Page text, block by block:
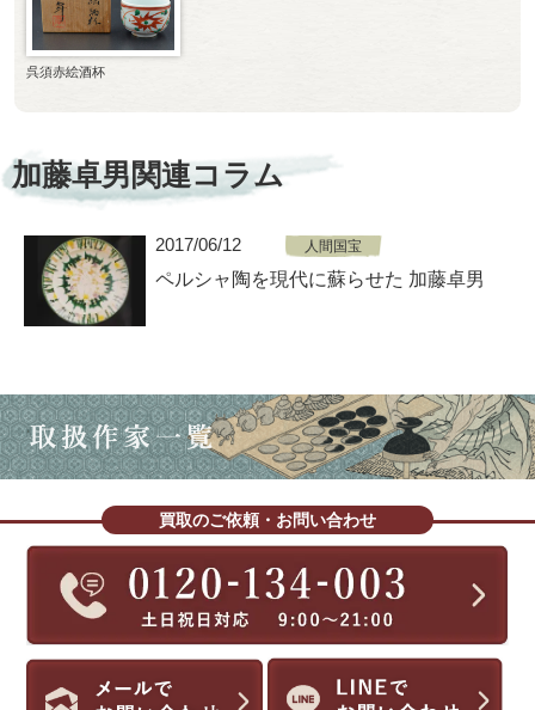
呉須赤絵酒杯
加藤卓男関連コラム
2017/06/12 人間国宝
ペルシャ陶を現代に蘇らせた 加藤卓男
買取のご依頼・お問い合わせ